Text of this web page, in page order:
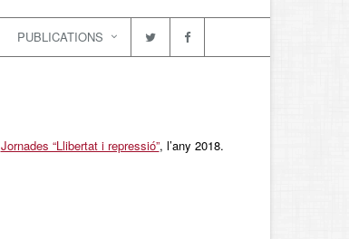
PUBLICATIONS
Jornades “Llibertat i repressió”, l’any 2018.